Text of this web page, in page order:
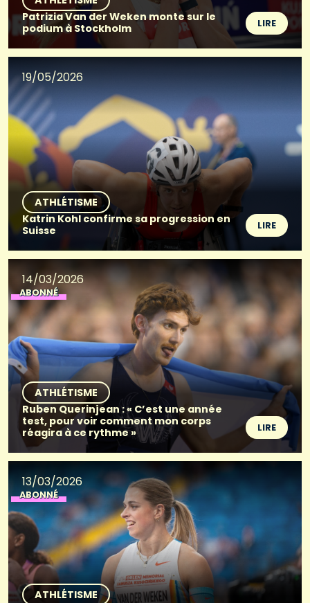
Patrizia Van der Weken monte sur le
podium à Stockholm
LIRE
19/05/2026
ATHLÉTISME
Katrin Kohl confirme sa progression en
Suisse
LIRE
14/03/2026
ABONNÉ
ATHLÉTISME
Ruben Querinjean : « C’est une année
test, pour voir comment mon corps
réagira à ce rythme »
LIRE
13/03/2026
ABONNÉ
ATHLÉTISME